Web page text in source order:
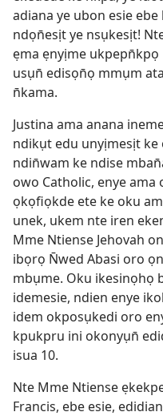
adiana ye ubon esie
ndọn̄esịt ye nsụkesịt!
ẹma ẹnyịme
usụn̄ edisọn̄ọ mmụm
n̄kama.
Justina ama anana
ndikụt edu unyịmesịt
ndin̄wam ke ndise
owo Catholic, enye
ọkọfiọkde ete ke oku
unek, ukem nte iren
Mme Ntiense Jehovah
ibọrọ N̄wed Abasi oro
mbụme. Oku ikesinọhọ
idemesie, ndien enye
idem okposụkedi oro
kpukpru ini okonyụn̄
isua 10.
Nte Mme Ntiense
Francis, ebe esie,